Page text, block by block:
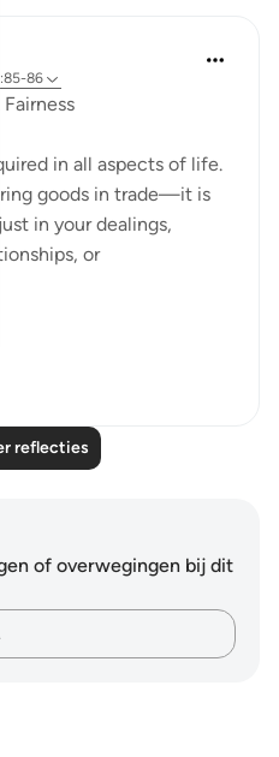
86
Fairness
in all aspects of life.
goods in trade—it is
in your dealings,
or
reflecties
of overwegingen bij dit